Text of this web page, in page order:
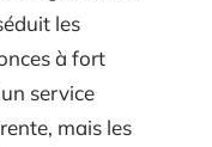
les
à fort
service
mais les